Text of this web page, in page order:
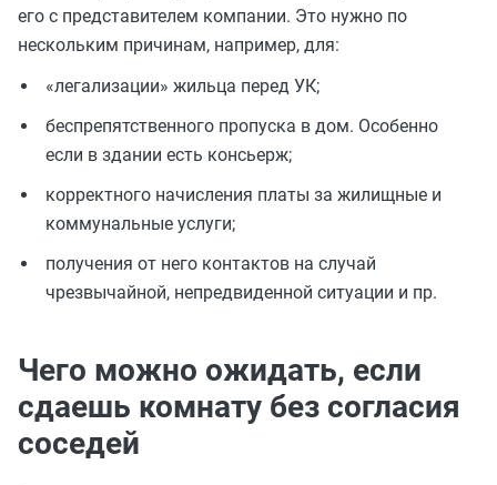
его с представителем компании. Это нужно по
нескольким причинам, например, для:
«легализации» жильца перед УК;
беспрепятственного пропуска в дом. Особенно
если в здании есть консьерж;
корректного начисления платы за жилищные и
коммунальные услуги;
получения от него контактов на случай
чрезвычайной, непредвиденной ситуации и пр.
Чего можно ожидать, если
сдаешь комнату без согласия
соседей